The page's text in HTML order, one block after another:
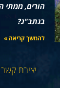
הורים, ממתי
בנתב"ג?
להמשך קריאה »
יצירת קשר